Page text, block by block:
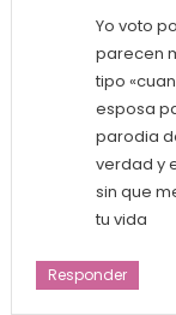
Yo voto
parecen
tipo
esposa
parodia
verdad y
sin que
tu vida
Responder